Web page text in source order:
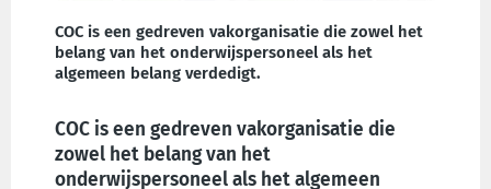
COC is een gedreven vakorganisatie die zowel het
belang van het onderwijspersoneel als het
algemeen belang verdedigt.
COC is een gedreven vakorganisatie die
zowel het belang van het
onderwijspersoneel als het algemeen